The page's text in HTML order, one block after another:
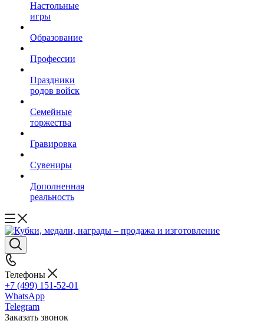
Настольные
игры
Образование
Профессии
Праздники
родов войск
Семейные
торжества
Гравировка
Сувениры
Дополненная
реальность
Телефоны
+7 (499) 151-52-01
WhatsApp
Telegram
Заказать звонок